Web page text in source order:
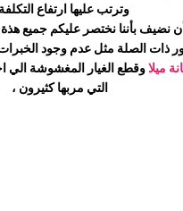
وترتب عليها ارتفاع
نضيف بأننا نختصر عليكم جميع
ذات الصلة مثل عدم وجود الخبرات
ميلاوقطع الغيار المغشوشة الي
التي مربها كثيرون ،